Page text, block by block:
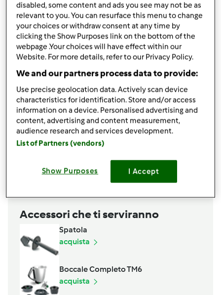
condividi la ricetta
Crea variante
Ingredienti
Tartufini freschi ai pistacchi e miele
200grammiricotta fresca
40grammimiele
Aggiungi alla lista della spesa
Accessori che ti serviranno
Spatola
acquista
Boccale Completo TM6
acquista
disabled, some content and ads you see may not be as
relevant to you. You can resurface this menu to change
your choices or withdraw consent at any time by
clicking the Show Purposes link on the bottom of the
webpage .Your choices will have effect within our
Website. For more details, refer to our Privacy Policy.
We and our partners process data to provide:
Use precise geolocation data. Actively scan device
characteristics for identification. Store and/or access
information on a device. Personalised advertising and
content, advertising and content measurement,
audience research and services development.
List of Partners (vendors)
Show Purposes I Accept